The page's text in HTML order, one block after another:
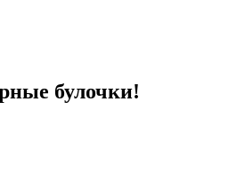
булочки!